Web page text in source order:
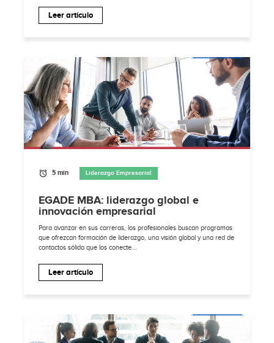
Leer artículo
5 min Liderazgo Empresarial
EGADE MBA: liderazgo global e
innovación empresarial
Para avanzar en sus carreras, los profesionales buscan programas
que ofrezcan formación de liderazgo, una visión global y una red de
contactos sólida que los conecte...
Leer artículo